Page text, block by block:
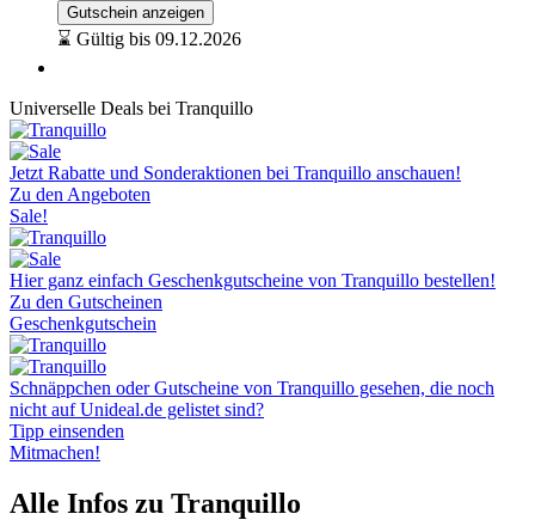
Gutschein anzeigen
⌛ Gültig bis 09.12.2026
Universelle Deals bei Tranquillo
Jetzt Rabatte und Sonderaktionen bei Tranquillo anschauen!
Zu den Angeboten
Sale!
Hier ganz einfach Geschenkgutscheine von Tranquillo bestellen!
Zu den Gutscheinen
Geschenkgutschein
Schnäppchen oder Gutscheine von Tranquillo gesehen, die noch
nicht auf Unideal.de gelistet sind?
Tipp einsenden
Mitmachen!
Alle Infos zu Tranquillo